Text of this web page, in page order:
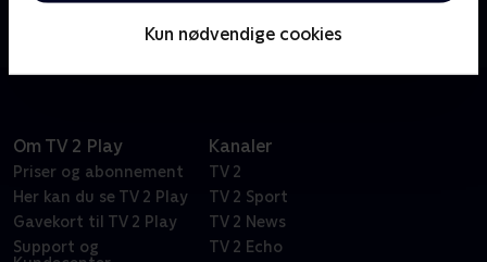
Kun nødvendige cookies
dokumentarhold.
Om TV 2 Play
Priser og abonnement
Her kan du se TV 2 Play
Gavekort til TV 2 Play
Support og
Kanaler
TV 2
TV 2 Sport
TV 2 News
TV 2 Echo